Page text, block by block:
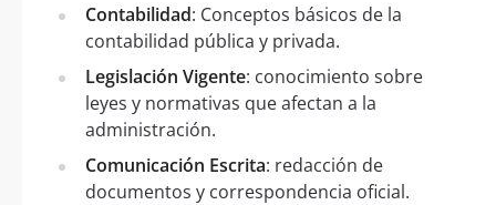
Contabilidad: Conceptos básicos de la
contabilidad pública y privada.
Legislación Vigente: conocimiento sobre
leyes y normativas que afectan a la
administración.
Comunicación Escrita: redacción de
documentos y correspondencia oficial.